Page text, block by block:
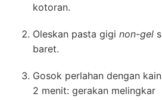
kotoran.
Oleskan pasta gigi non-gel
baret.
Gosok perlahan dengan
2 menit: gerakan melingkar